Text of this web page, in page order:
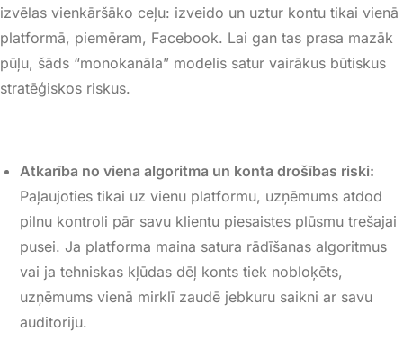
izvēlas vienkāršāko ceļu: izveido un uztur kontu tikai vienā
platformā, piemēram, Facebook. Lai gan tas prasa mazāk
pūļu, šāds “monokanāla” modelis satur vairākus būtiskus
stratēģiskos riskus.
Atkarība no viena algoritma un konta drošības riski:
Paļaujoties tikai uz vienu platformu, uzņēmums atdod
pilnu kontroli pār savu klientu piesaistes plūsmu trešajai
pusei. Ja platforma maina satura rādīšanas algoritmus
vai ja tehniskas kļūdas dēļ konts tiek nobloķēts,
uzņēmums vienā mirklī zaudē jebkuru saikni ar savu
auditoriju.